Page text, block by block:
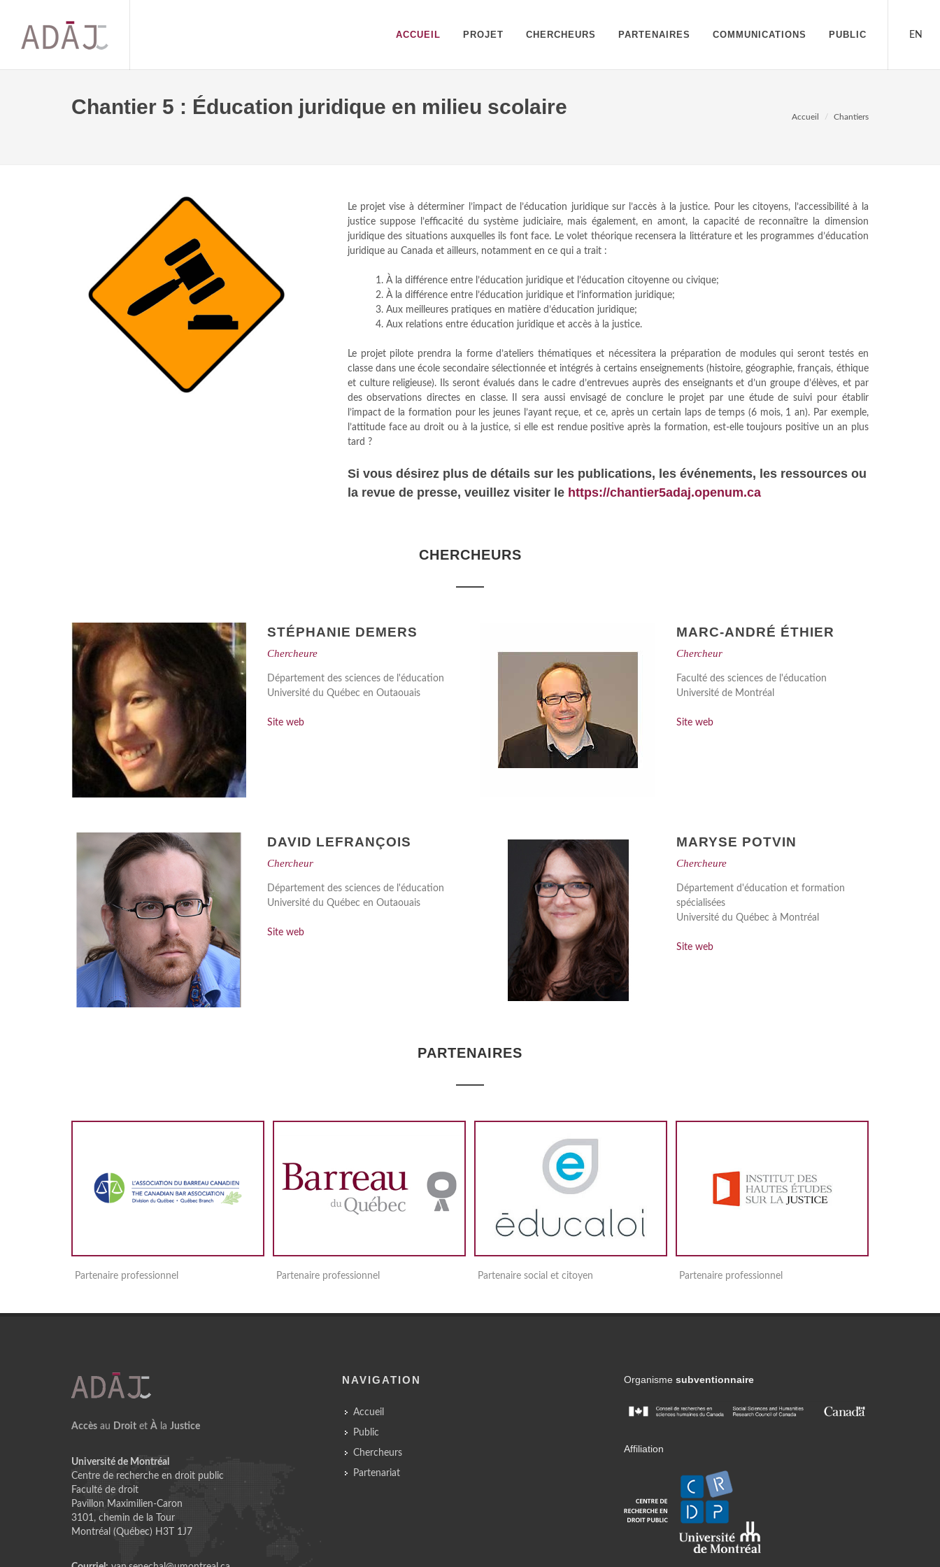
ACCUEIL PROJET CHERCHEURS PARTENAIRES COMMUNICATIONS PUBLIC EN
Chantier 5 : Éducation juridique en milieu scolaire Accueil Chantiers
Le projet vise à déterminer l’impact de l’éducation juridique sur l’accès à la justice. Pour les citoyens, l’accessibilité à la
justice suppose l’efficacité du système judiciaire, mais également, en amont, la capacité de reconnaître la dimension
juridique des situations auxquelles ils font face. Le volet théorique recensera la littérature et les programmes d’éducation
juridique au Canada et ailleurs, notamment en ce qui a trait :
1. À la différence entre l’éducation juridique et l’éducation citoyenne ou civique;
2. À la différence entre l’éducation juridique et l’information juridique;
3. Aux meilleures pratiques en matière d’éducation juridique;
4. Aux relations entre éducation juridique et accès à la justice.
Le projet pilote prendra la forme d’ateliers thématiques et nécessitera la préparation de modules qui seront testés en
classe dans une école secondaire sélectionnée et intégrés à certains enseignements (histoire, géographie, français, éthique
et culture religieuse). Ils seront évalués dans le cadre d’entrevues auprès des enseignants et d’un groupe d’élèves, et par
des observations directes en classe. Il sera aussi envisagé de conclure le projet par une étude de suivi pour établir
l’impact de la formation pour les jeunes l’ayant reçue, et ce, après un certain laps de temps (6 mois, 1 an). Par exemple,
l’attitude face au droit ou à la justice, si elle est rendue positive après la formation, est-elle toujours positive un an plus
tard ?
Si vous désirez plus de détails sur les publications, les événements, les ressources ou
la revue de presse, veuillez visiter le https://chantier5adaj.openum.ca
CHERCHEURS
STÉPHANIE DEMERS
Chercheure
Département des sciences de l'éducation
Université du Québec en Outaouais
Site web
MARC-ANDRÉ ÉTHIER
Chercheur
Faculté des sciences de l'éducation
Université de Montréal
Site web
DAVID LEFRANÇOIS
Chercheur
Département des sciences de l'éducation
Université du Québec en Outaouais
Site web
MARYSE POTVIN
Chercheure
Département d'éducation et formation
spécialisées
Université du Québec à Montréal
Site web
PARTENAIRES
Partenaire professionnel Partenaire professionnel Partenaire social et citoyen Partenaire professionnel
Accès au Droit et À la Justice
Université de Montréal
Centre de recherche en droit public
Faculté de droit
Pavillon Maximilien-Caron
3101, chemin de la Tour
Montréal (Québec) H3T 1J7
NAVIGATION
Accueil
Public
Chercheurs
Partenariat
Organismesubventionnaire
Affiliation